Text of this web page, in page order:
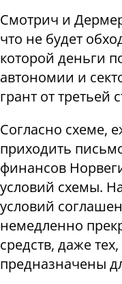
Смотрич и
что не будет
которой деньги
автономии и
грант от третьей
Согласно схеме,
приходить
финансов
условий схемы.
условий
немедленно
средств, даже
предназначены